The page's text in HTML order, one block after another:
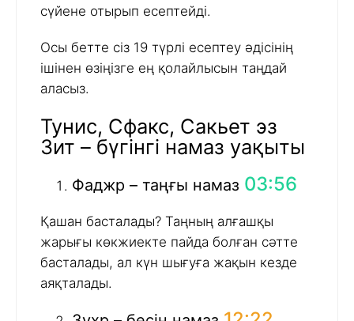
сүйене отырып есептейді.
Осы бетте сіз 19 түрлі есептеу әдісінің
ішінен өзіңізге ең қолайлысын таңдай
аласыз.
Тунис, Сфакс, Сакьет эз
Зит – бүгінгі намаз уақыты
Фаджр – таңғы намаз 03:56
Қашан басталады? Таңның алғашқы
жарығы көкжиекте пайда болған сәтте
басталады, ал күн шығуға жақын кезде
аяқталады.